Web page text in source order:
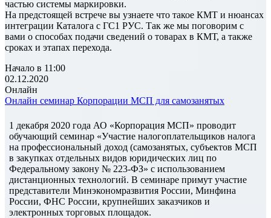
частью системы маркировки.
На предстоящей встрече вы узнаете что такое КМТ и нюансах
интеграции Каталога с ГС1 РУС. Так же мы поговорим с
вами о способах подачи сведений о товарах в КМТ, а также
сроках и этапах перехода.
Начало в 11:00
02.12.2020
Онлайн
Онлайн семинар Корпорации МСП для самозанятых
1 декабря 2020 года АО «Корпорация МСП» проводит
обучающий семинар «Участие налогоплательщиков налога
на профессиональный доход (самозанятых, субъектов МСП
в закупках отдельных видов юридических лиц по
Федеральному закону № 223-ФЗ» с использованием
дистанционных технологий. В семинаре примут участие
представители Минэкономразвития России, Минфина
России, ФНС России, крупнейших заказчиков и
электронных торговых площадок.